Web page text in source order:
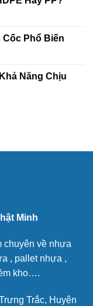
Phổ Biến
Năng Chịu
Minh
chuyên về nhựa
, pallet nhựa ,
kho….
Trắc, Huyện